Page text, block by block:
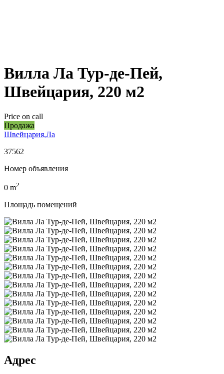
Вилла Ла Тур-де-Пей,
Швейцария, 220 м2
Price on call
Продажа
Швейцария,Ла
37562
Номер объявления
0 m2
Площадь помещений
Адрес